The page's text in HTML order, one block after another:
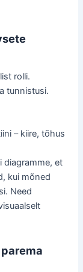
rolli.
tunnistusi.
– kiire, tõhus
diagramme, et
kui mõned
Need